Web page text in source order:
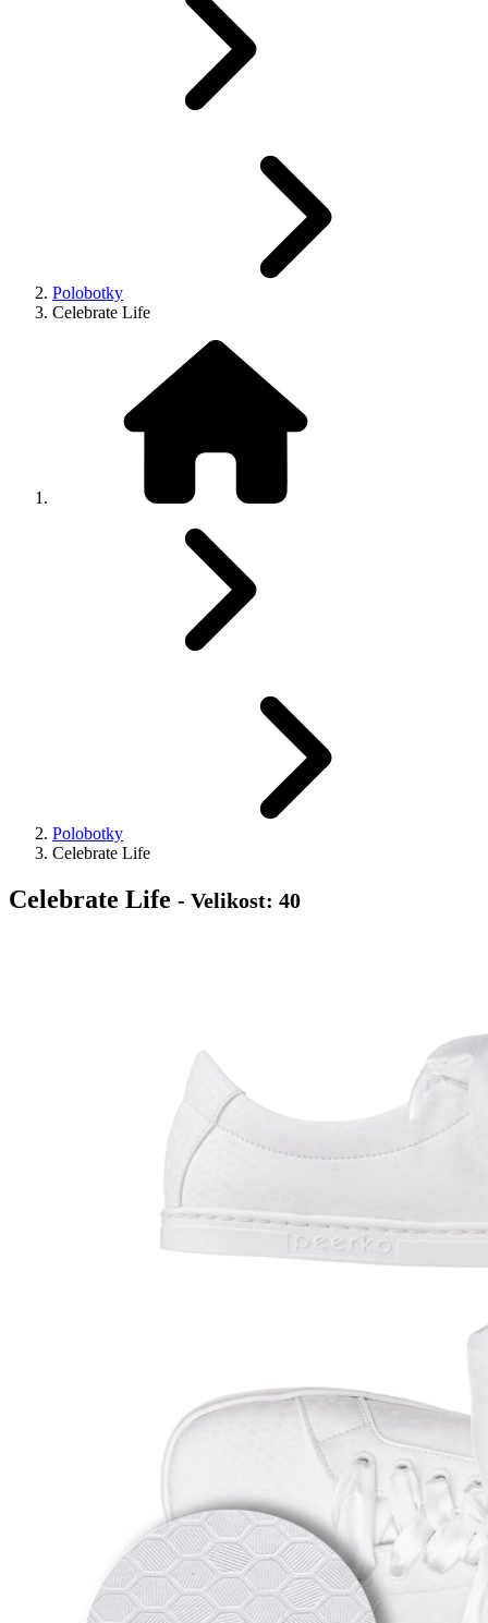
Polobotky
Celebrate Life
Polobotky
Celebrate Life
Celebrate Life - Velikost: 40